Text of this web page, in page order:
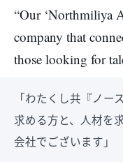
“Our ‘Northmiliya
company that
those looking for
「わたくし共『ノ
求める方と、人材を
会社でございます」